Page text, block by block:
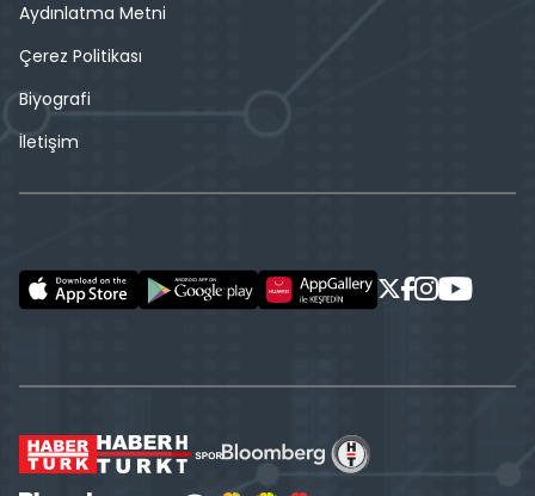
Aydınlatma Metni
Çerez Politikası
Biyografi
İletişim